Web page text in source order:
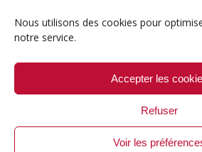
Nous utilisons des cookies pour
notre service.
Accepter les
Refuser
Voir les